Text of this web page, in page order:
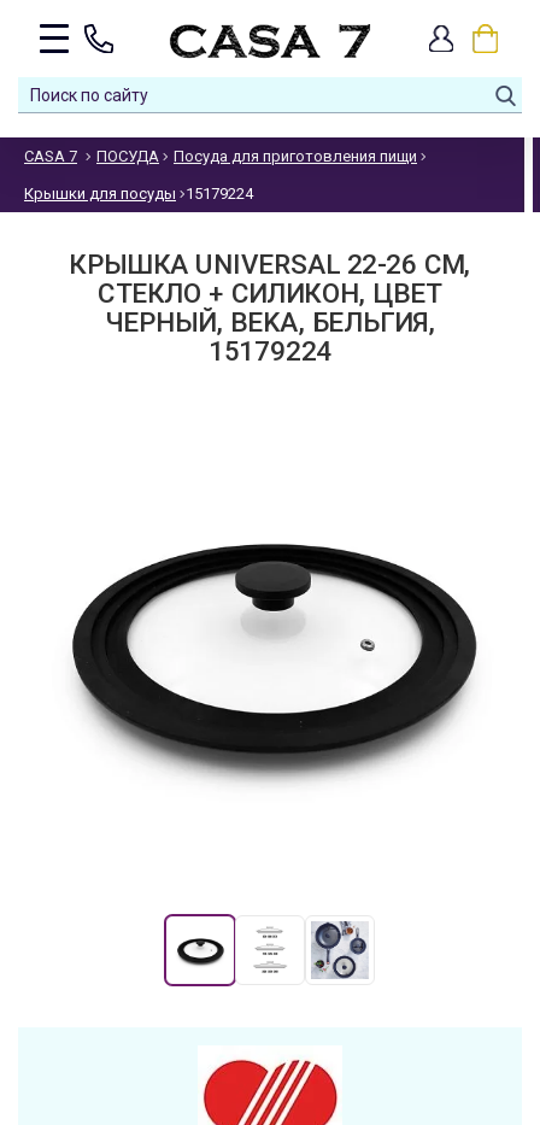
CASA 7 ПОСУДА Посуда для приготовления пищи
Крышки для посуды 15179224
КРЫШКА UNIVERSAL 22-26 СМ,
СТЕКЛО + СИЛИКОН, ЦВЕТ
ЧЕРНЫЙ, BEKA, БЕЛЬГИЯ,
15179224